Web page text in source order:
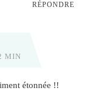
RÉPONDRE
MIN
étonnée !!